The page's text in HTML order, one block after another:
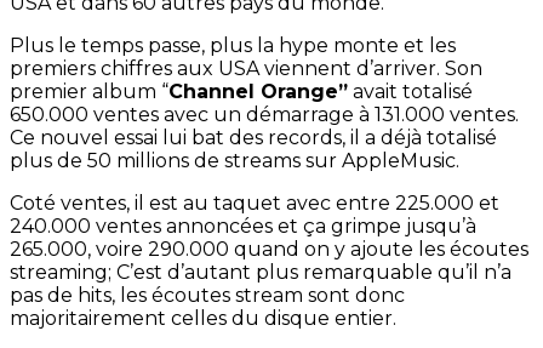
Plus le temps passe, plus la hype monte et les
premiers chiffres aux USA viennent d’arriver. Son
premier album “Channel Orange” avait totalisé
650.000 ventes avec un démarrage à 131.000 ventes.
Ce nouvel essai lui bat des records, il a déjà totalisé
plus de 50 millions de streams sur AppleMusic.
Coté ventes, il est au taquet avec entre 225.000 et
240.000 ventes annoncées et ça grimpe jusqu’à
265.000, voire 290.000 quand on y ajoute les écoutes
streaming; C’est d’autant plus remarquable qu’il n’a
pas de hits, les écoutes stream sont donc
majoritairement celles du disque entier.